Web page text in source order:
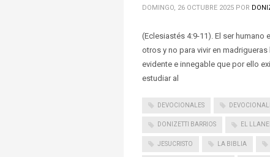
DOMINGO, 26 OCTUBRE 2025 POR
(Eclesiastés 4:9-11). El ser
otros y no para vivir en
evidente e innegable que por ello
estudiar al
DEVOCIONALES
DONIZETTI BARRIOS EL
JESUCRISTO LA BIBLIA